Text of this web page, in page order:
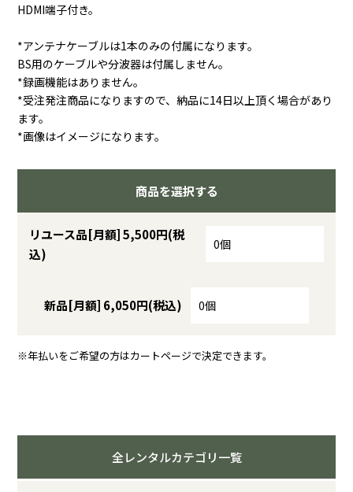
HDMI端子付き。
*アンテナケーブルは1本のみの付属になります。
BS用のケーブルや分波器は付属しません。
*録画機能はありません。
*受注発注商品になりますので、納品に14日以上頂く場合があり
ます。
*画像はイメージになります。
商品を選択する
リユース品[月額] 5,500円(税
込)
新品[月額] 6,050円(税込)
※年払いをご希望の方はカートページで決定できます。
全レンタルカテゴリ一覧